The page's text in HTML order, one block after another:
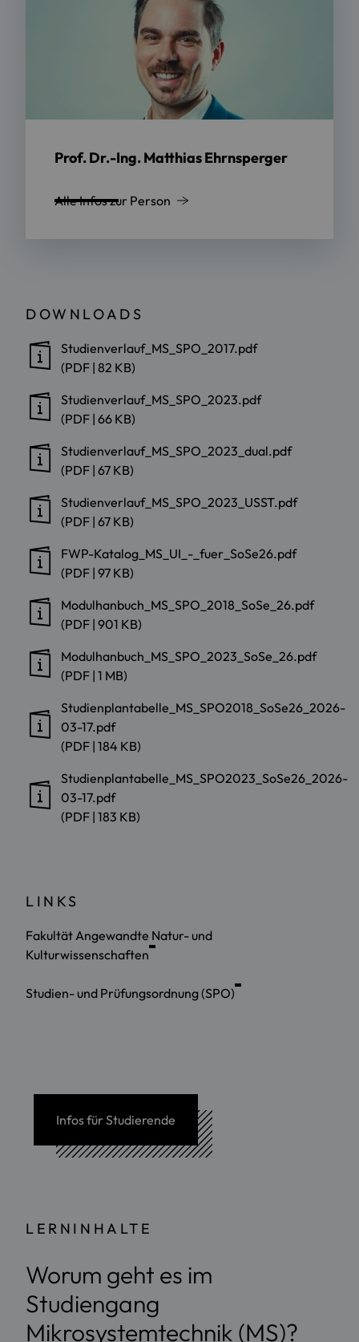
Prof. Dr.-Ing. Matthias Ehrnsperger
Alle Infos zur Person
DOWNLOADS
Studienverlauf_MS_SPO_2017.pdf
(PDF | 82 KB)
Studienverlauf_MS_SPO_2023.pdf
(PDF | 66 KB)
Studienverlauf_MS_SPO_2023_dual.pdf
(PDF | 67 KB)
Studienverlauf_MS_SPO_2023_USST.pdf
(PDF | 67 KB)
FWP-Katalog_MS_UI_-_fuer_SoSe26.pdf
(PDF | 97 KB)
Modulhanbuch_MS_SPO_2018_SoSe_26.pdf
(PDF | 901 KB)
Modulhanbuch_MS_SPO_2023_SoSe_26.pdf
(PDF | 1 MB)
Studienplantabelle_MS_SPO2018_SoSe26_2026-
03-17.pdf
(PDF | 184 KB)
Studienplantabelle_MS_SPO2023_SoSe26_2026-
03-17.pdf
(PDF | 183 KB)
LINKS
Fakultät Angewandte Natur- und
Kulturwissenschaften
Studien- und Prüfungsordnung (SPO)
Infos für Studierende
LERNINHALTE
Worum geht es im
Studiengang
Mikrosystemtechnik (MS)?